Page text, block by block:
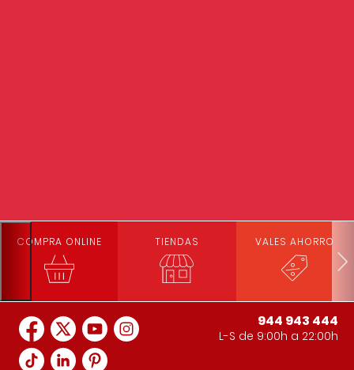
COMPRA ONLINE TIENDAS VALES AHORRO
944 943 444
L-S de 9:00h a 22:00h